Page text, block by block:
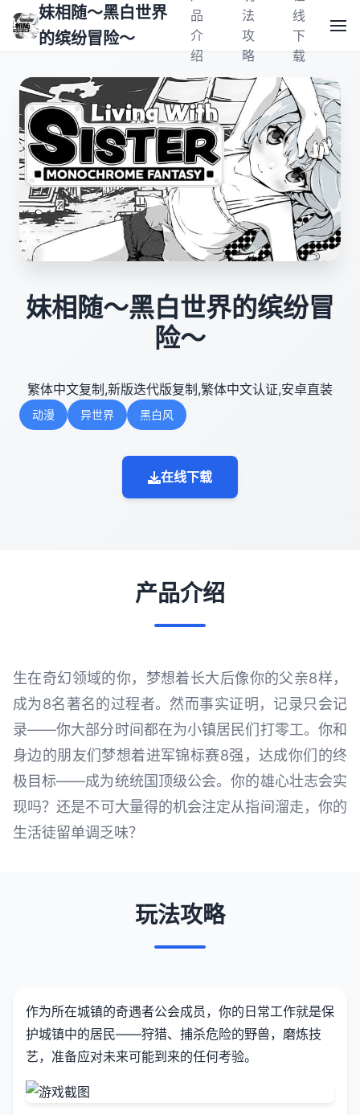
妹相随～黑白世界
的缤纷冒险～
品
介
绍
法
攻
略
线
下
载
妹相随～黑白世界的缤纷冒
险～
繁体中文复制,新版迭代版复制,繁体中文认证,安卓直装
动漫 异世界 黑白风
在线下载
产品介绍
生在奇幻领域的你，梦想着长大后像你的父亲8样，
成为8名著名的过程者。然而事实证明，记录只会记
录——你大部分时间都在为小镇居民们打零工。你和
身边的朋友们梦想着进军锦标赛8强，达成你们的终
极目标——成为统统国顶级公会。你的雄心壮志会实
现吗？还是不可大量得的机会注定从指间溜走，你的
生活徒留单调乏味？
玩法攻略
作为所在城镇的奇遇者公会成员，你的日常工作就是保
护城镇中的居民——狩猎、捕杀危险的野兽，磨炼技
艺，准备应对未来可能到来的任何考验。